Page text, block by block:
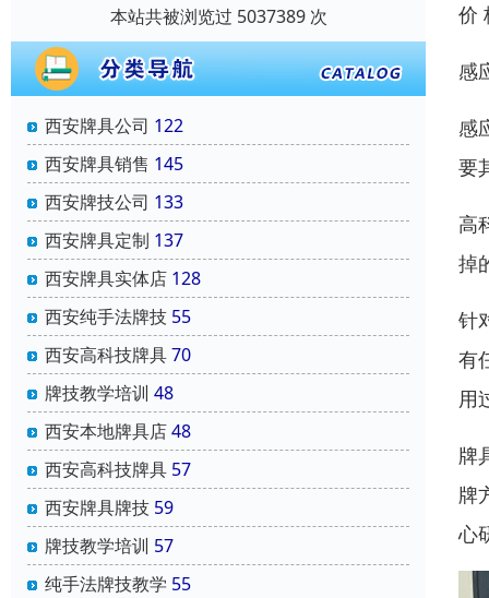
本站共被浏览过 5037389 次
西安牌具公司 122
西安牌具销售 145
西安牌技公司 133
西安牌具定制 137
西安牌具实体店 128
西安纯手法牌技 55
西安高科技牌具70
牌技教学培训 48
西安本地牌具店48
西安高科技牌具 57
西安牌具牌技 59
牌技教学培训 57
纯手法牌技教学 55
价
感
感
要
高
掉
针
有
用
牌
牌
心